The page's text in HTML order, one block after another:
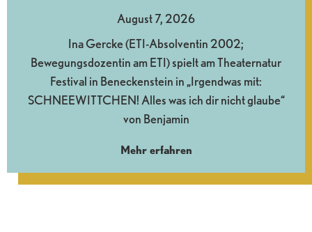
August 7, 2026
Ina Gercke (ETI-Absolventin 2002;
Bewegungsdozentin am ETI) spielt am Theaternatur
Festival in Beneckenstein in „Irgendwas mit:
SCHNEEWITTCHEN! Alles was ich dir nicht glaube“
von Benjamin
Mehr erfahren